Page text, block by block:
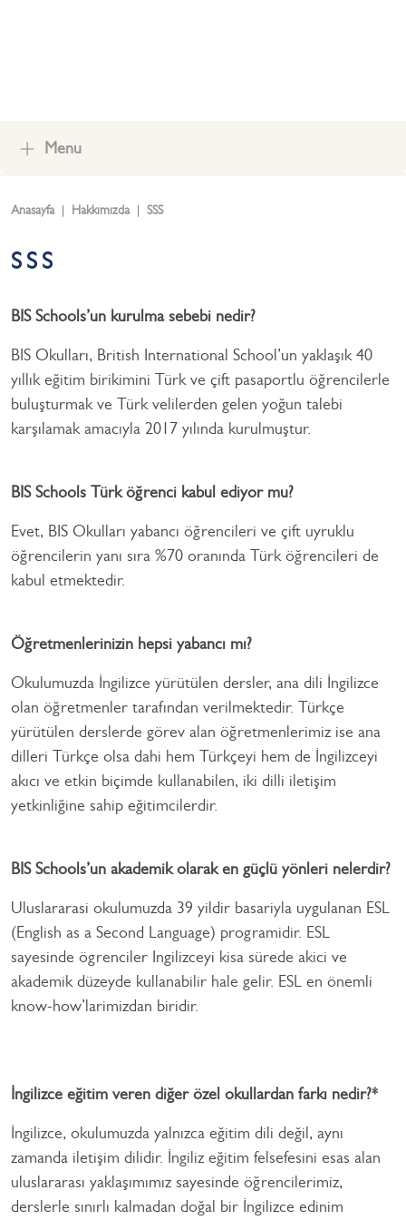
Menu
Anasayfa Hakkımızda SSS
SSS
BIS Schools’un kurulma sebebi nedir?
BIS Okulları, British International School’un yaklaşık 40
yıllık eğitim birikimini Türk ve çift pasaportlu öğrencilerle
buluşturmak ve Türk velilerden gelen yoğun talebi
karşılamak amacıyla 2017 yılında kurulmuştur.
BIS Schools Türk öğrenci kabul ediyor mu?
Evet, BIS Okulları yabancı öğrencileri ve çift uyruklu
öğrencilerin yanı sıra %70 oranında Türk öğrencileri de
kabul etmektedir.
Öğretmenlerinizin hepsi yabancı mı?
Okulumuzda İngilizce yürütülen dersler, ana dili İngilizce
olan öğretmenler tarafından verilmektedir. Türkçe
yürütülen derslerde görev alan öğretmenlerimiz ise ana
dilleri Türkçe olsa dahi hem Türkçeyi hem de İngilizceyi
akıcı ve etkin biçimde kullanabilen, iki dilli iletişim
yetkinliğine sahip eğitimcilerdir.
BIS Schools’un akademik olarak en güçlü yönleri nelerdir?
Uluslararasi okulumuzda 39 yildir basariyla uygulanan ESL
(English as a Second Language) programidir. ESL
sayesinde ögrenciler Ingilizceyi kisa sürede akici ve
akademik düzeyde kullanabilir hale gelir. ESL en önemli
know-how’larimizdan biridir.
İngilizce eğitim veren diğer özel okullardan farkı nedir?*
İngilizce, okulumuzda yalnızca eğitim dili değil, aynı
zamanda iletişim dilidir. İngiliz eğitim felsefesini esas alan
uluslararası yaklaşımımız sayesinde öğrencilerimiz,
derslerle sınırlı kalmadan doğal bir İngilizce edinim